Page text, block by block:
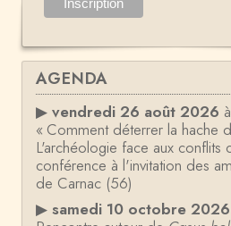
AGENDA
▶ vendredi 26 août 2026 à
« Comment déterrer la hache
L'archéologie face aux conflits
conférence à l'invitation des
de Carnac (56)
▶ samedi 10 octobre 2026